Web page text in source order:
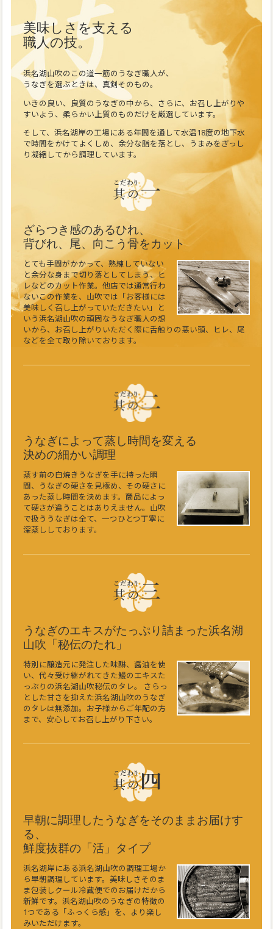
美味しさを支える
職人の技。
浜名湖山吹のこの道一筋のうなぎ職人が、
うなぎを選ぶときは、真剣そのもの。
いきの良い、良質のうなぎの中から、さらに、お召し上がりや
すいよう、柔らかい上質のものだけを厳選しています。
そして、浜名湖岸の工場にある年間を通して水温18度の地下水
で時間をかけてよくしめ、余分な脂を落とし、うまみをぎっし
り凝縮してから調理しています。
ざらつき感のあるひれ、
背びれ、尾、向こう骨をカット
とても手間がかかって、熟練していない
と余分な身まで切り落としてしまう、ヒ
レなどのカット作業。他店では通常行わ
ないこの作業を、山吹では「お客様には
美味しく召し上がっていただきたい」と
いう浜名湖山吹の頑固なうなぎ職人の想
いから、お召し上がりいただく際に舌触りの悪い頭、ヒレ、尾
などを全て取り除いております。
うなぎによって蒸し時間を変える
決めの細かい調理
蒸す前の白焼きうなぎを手に持った瞬
間、うなぎの硬さを見極め、その硬さに
あった蒸し時間を決めます。商品によっ
て硬さが違うことはありえません。山吹
で扱ううなぎは全て、一つひとつ丁寧に
深蒸ししております。
うなぎのエキスがたっぷり詰まった浜名湖
山吹「秘伝のたれ」
特別に醸造元に発注した味醂、醤油を使
い、代々受け継がれてきた鰻のエキスた
っぷりの浜名湖山吹秘伝のタレ。 さらっ
とした甘さを抑えた浜名湖山吹のうなぎ
のタレは無添加。お子様からご年配の方
まで、安心してお召し上がり下さい。
早朝に調理したうなぎをそのままお届けす
る、
鮮度抜群の「活」タイプ
浜名湖岸にある浜名湖山吹の調理工場か
ら早朝調理しています。美味しさそのま
ま包装しクール冷蔵便でのお届けだから
新鮮です。浜名湖山吹のうなぎの特徴の
1つである「ふっくら感」を、より楽し
みいただけます。